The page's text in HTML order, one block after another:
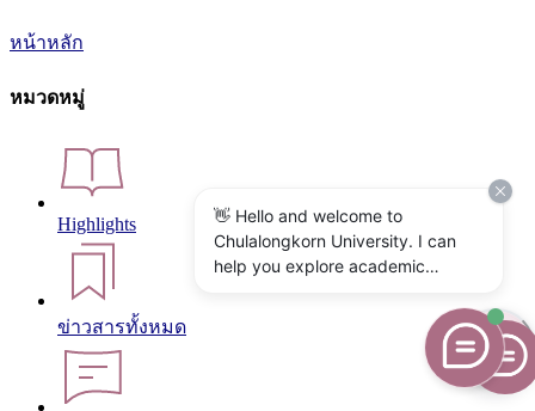
หน้าหลัก
หมวดหมู่
Highlights
ข่าวสารทั้งหมด
👋 Hello and welcome to
Chulalongkorn University. I can
help you explore academic